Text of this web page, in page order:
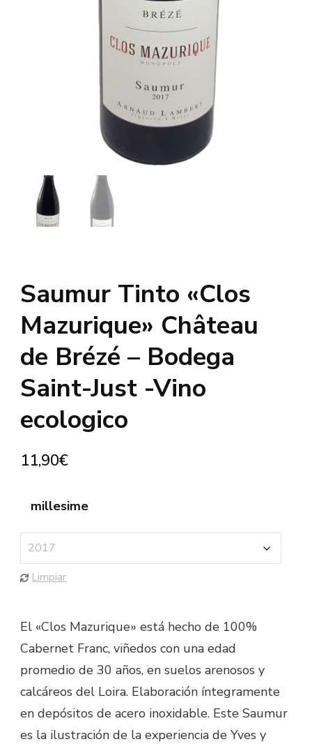
Saumur Tinto «Clos
Mazurique» Château
de Brézé – Bodega
Saint-Just -Vino
ecologico
11,90€
millesime
Limpiar
El «Clos Mazurique» está hecho de 100%
Cabernet Franc, viñedos con una edad
promedio de 30 años, en suelos arenosos y
calcáreos del Loira. Elaboración íntegramente
en depósitos de acero inoxidable. Este Saumur
es la ilustración de la experiencia de Yves y